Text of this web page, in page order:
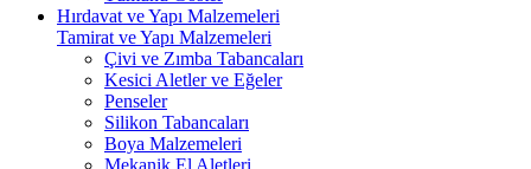
Hırdavat ve Yapı Malzemeleri
Tamirat ve Yapı Malzemeleri
Çivi ve Zımba Tabancaları
Kesici Aletler ve Eğeler
Penseler
Silikon Tabancaları
Boya Malzemeleri
Mekanik El Aletleri